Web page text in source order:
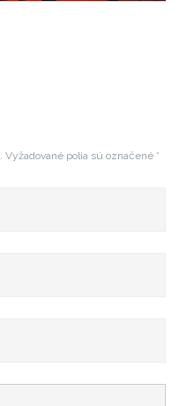
Vyžadované polia sú označené *